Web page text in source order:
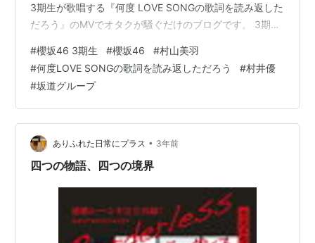
3期生が歌唱する『何度 LOVE SONGの歌詞を読み返した
だろう』のMVでオタクが騒ぐだけのブログです。 3期が
への意識の素晴らしさ よってたかってエキセントリック
かわいいだらけ フロント経験者2人 流れを止めないダン
ス 恋愛ソングのセンターに美羽ちゃんが立つ意味 兎にも
角にも、まずはお時間があればぜひフルMVを一度見て欲
しい。 櫻3期はライト層にも優しい、わかりやすさ…
#櫻坂46 3期生 #櫻坂46 #村山美羽
#何度LOVE SONGの歌詞を読み返しただろう #村井優
#坂道グループ
ありふれた日常にプラス • 3年前
四つの物語、四つの境界